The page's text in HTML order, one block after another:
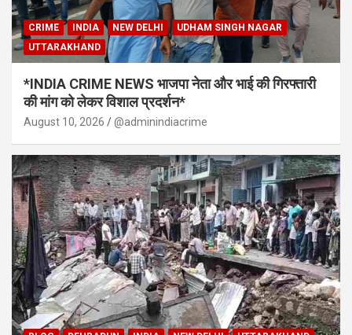
CRIME INDIA NEW DELHI
UDHAM SINGH NAGAR
UTTARAKHAND
*INDIA CRIME NEWS भाजपा नेता और भाई की गिरफ्तारी
की मांग को लेकर विशाल प्रदर्शन*
August 10, 2026 @adminindiacrime